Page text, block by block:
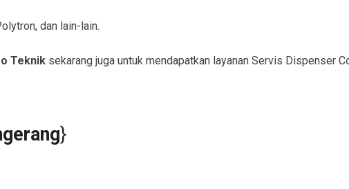
dan lain-lain.
Teknik sekarang juga untuk mendapatkan layanan Servis Dispenser
}